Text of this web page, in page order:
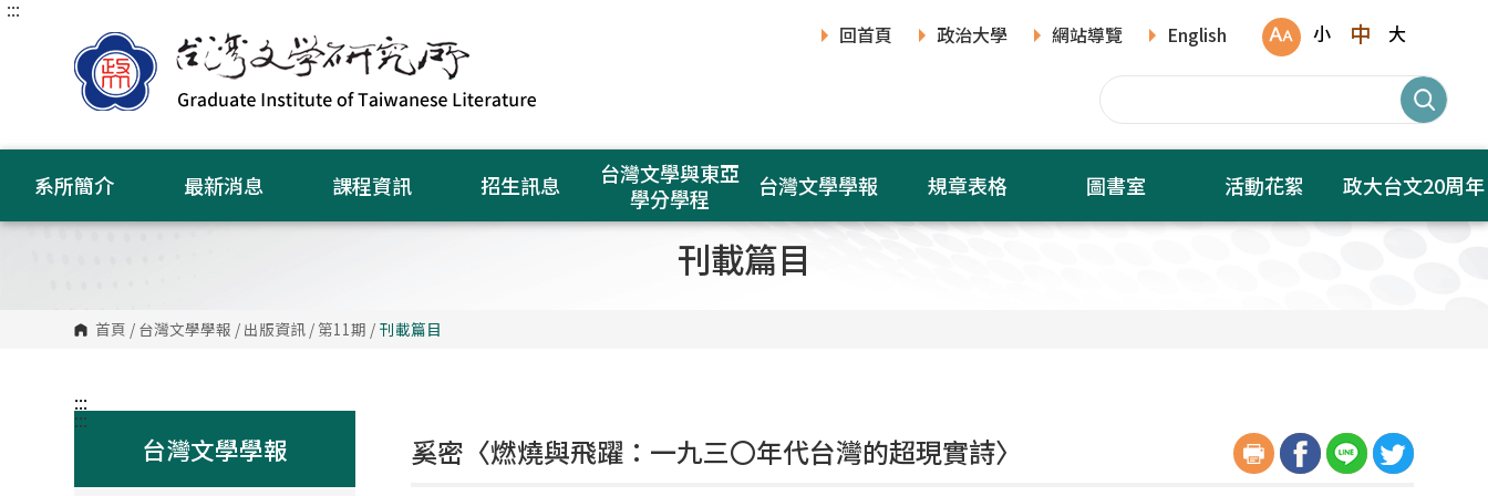
跳
:::
回首頁
政治大學 網站導覽 English 小 中 大
系所簡介 最新消息 課程資訊 招生訊息
台灣文學與東亞
學分學程
台灣文學學報 規章表格 圖書室 活動花絮 政大台文20周年
刊載篇目
首頁 / 台灣文學學報 / 出版資訊 / 第11期 / 刊載篇目
:::
台灣文學學報
:::
奚密〈燃燒與飛躍：一九三〇年代台灣的超現實詩〉